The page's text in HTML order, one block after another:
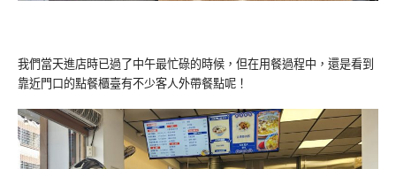
我們當天進店時已過了中午最忙碌的時候，但在用餐過程中，還是看到
靠近門口的點餐櫃臺有不少客人外帶餐點呢！